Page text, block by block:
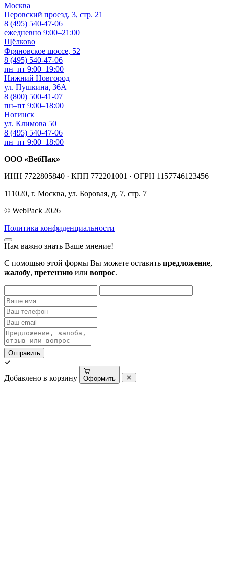
Москва
Перовский проезд, 3, стр. 21
8 (495) 540-47-06
ежедневно 9:00–21:00
Щёлково
Фряновское шоссе, 52
8 (495) 540-47-06
пн–пт 9:00–19:00
Нижний Новгород
ул. Пушкина, 36А
8 (800) 500-41-07
пн–пт 9:00–18:00
Ногинск
ул. Климова 50
8 (495) 540-47-06
пн–пт 9:00–18:00
ООО «ВебПак»
ИНН 7722805840 · КПП 772201001 · ОГРН 1157746123456
111020, г. Москва, ул. Боровая, д. 7, стр. 7
© WebPack 2026
Политика конфиденциальности
Нам важно знать Ваше мнение!
С помощью этой формы Вы можете оставить предложение,
жалобу, претензию или вопрос.
Отправить
Добавлено в корзину Оформить